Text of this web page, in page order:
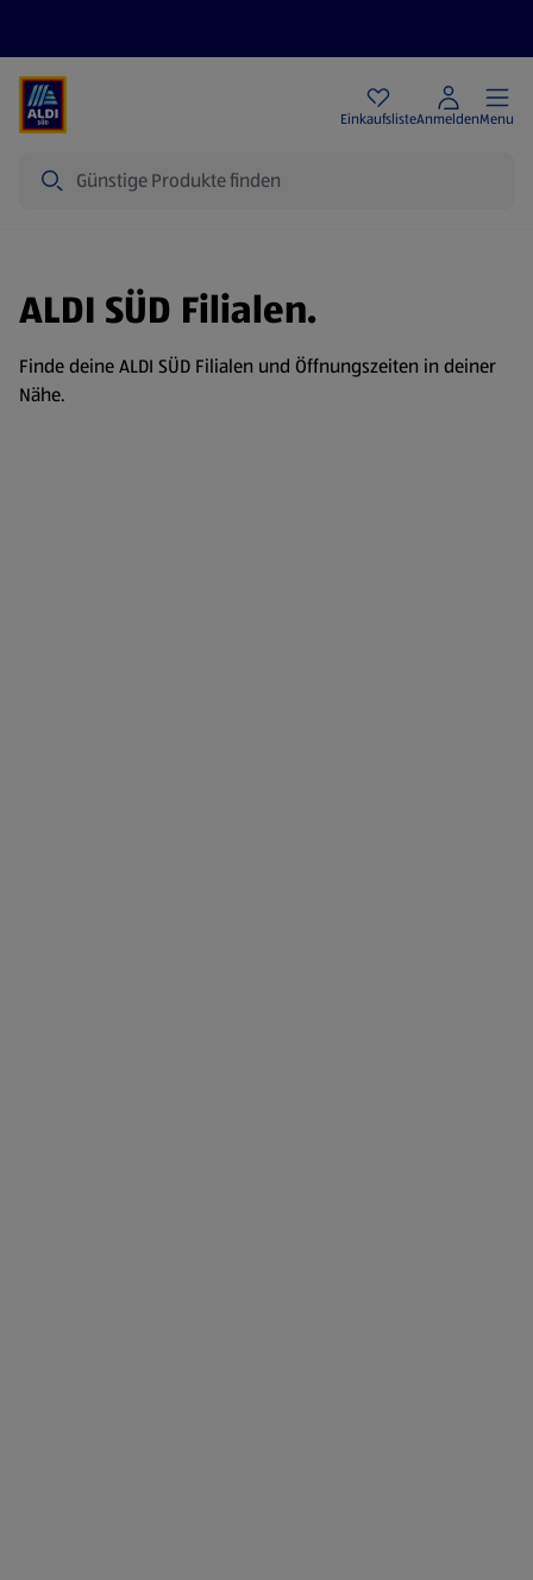
EinkaufslisteAnmeldenMenu
ALDI SÜD Filialen.
Finde deine ALDI SÜD Filialen und Öffnungszeiten in deiner
Nähe.